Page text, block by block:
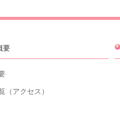
要
（アクセス）